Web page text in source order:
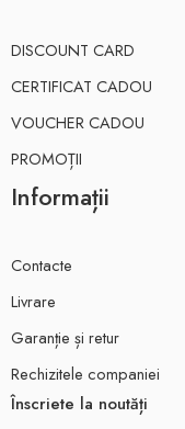
DISCOUNT CARD
CERTIFICAT CADOU
VOUCHER CADOU
PROMOȚII
Informații
Contacte
Livrare
Garanție și retur
Rechizitele companiei
Înscriete la noutăți